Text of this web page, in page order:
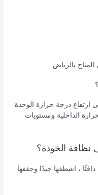
بالرياض
ارتفاع درجة حرارة الوحدة
الداخلية ومستويات
الخوذة؟
، اشطفها جيدًا وجففها